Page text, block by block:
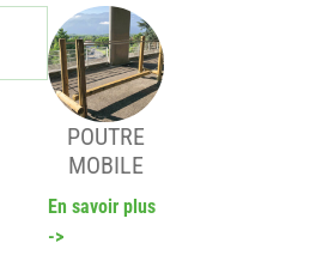
POUTRE
MOBILE
En savoir plus
->